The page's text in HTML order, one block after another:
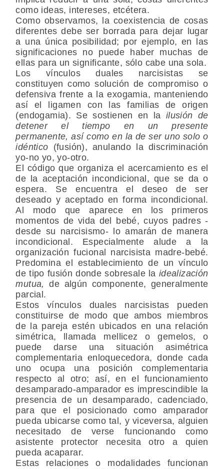
como ideas, intereses, etcétera.
Como observamos, la coexistencia de cosas
diferentes debe ser borrada para dejar lugar
a una única posibilidad; por ejemplo, en las
significaciones no puede haber muchas de
ellas para un significante, sólo cabe una sola.
Los vínculos duales narcisistas se
constituyen como solución de compromiso o
defensiva frente a la exogamia, manteniendo
así el ligamen con las familias de origen
(endogamia). Se sostienen en la ilusión de
detener el tiempo en un presente
permanente, así como en la de ser uno solo o
idéntico (fusión), anulando la discriminación
yo-no yo, yo-otro.
El código que organiza el acercamiento es el
de la aceptación incondicional, que se da o
espera. Se encuentra el deseo de ser
deseado y aceptado en forma incondicional.
Al modo que aparece en los primeros
momentos de vida del bebé, cuyos padres -
desde su narcisismo- lo amarán de manera
incondicional. Especialmente alude a la
organización fucional narcisista madre-bebé.
Predomina el establecimiento de un vínculo
de tipo fusión donde sobresale la idealización
mutua,de algún componente, generalmente
parcial.
Estos vínculos duales narcisistas pueden
constituirse de modo que ambos miembros
de la pareja estén ubicados en una relación
simétrica, llamada mellicez o gemelos, o
puede darse una situación asimétrica
complementaria enloquecedora, donde cada
uno ocupa una posición complementaria
respecto al otro; así, en el funcionamiento
desamparado-amparador es imprescindible la
presencia de un desamparado, cadenciado,
para que el posicionado como amparador
pueda ubicarse como tal, y viceversa, alguien
necesitado de verse funcionando como
asistente protector necesita otro a quien
pueda acaparar.
Estas relaciones o modalidades funcionan